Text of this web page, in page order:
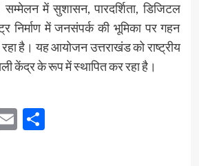
में सुशासन, पारदर्शिता, डिजिटल
निर्माण में जनसंपर्क की भूमिका पर गहन
रहा है। यह आयोजन उत्तराखंड को राष्ट्रीय
केंद्र के रूप में स्थापित कर रहा है।
EmailShare